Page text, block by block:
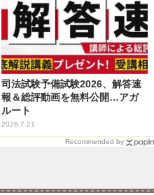
司法試験予備試験2026、解答速
報＆総評動画を無料公開…アガ
ルート
2026.7.21
Recommended by